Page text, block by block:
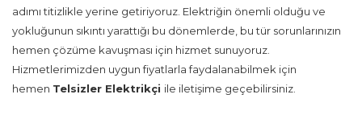
adımı titizlikle yerine getiriyoruz. Elektriğin önemli olduğu ve
yokluğunun sıkıntı yarattığı bu dönemlerde, bu tür sorunlarınızın
hemen çözüme kavuşması için hizmet sunuyoruz.
Hizmetlerimizden uygun fiyatlarla faydalanabilmek için
hemen Telsizler Elektrikçi ile iletişime geçebilirsiniz.